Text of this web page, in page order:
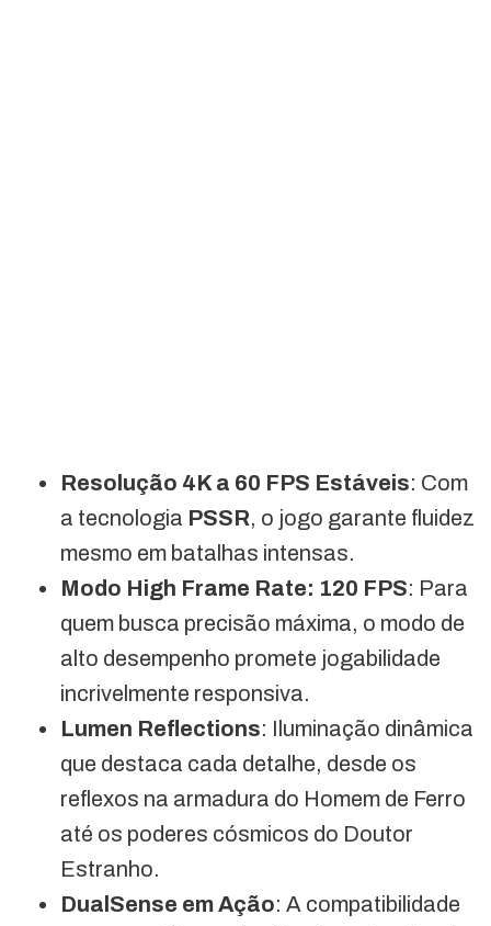
Resolução 4K a 60 FPS Estáveis: Com
a tecnologia PSSR, o jogo garante fluidez
mesmo em batalhas intensas.
Modo High Frame Rate: 120 FPS: Para
quem busca precisão máxima, o modo de
alto desempenho promete jogabilidade
incrivelmente responsiva.
Lumen Reflections: Iluminação dinâmica
que destaca cada detalhe, desde os
reflexos na armadura do Homem de Ferro
até os poderes cósmicos do Doutor
Estranho.
DualSense em Ação: A compatibilidade